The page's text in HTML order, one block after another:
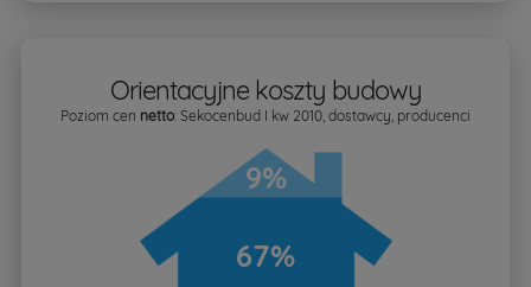
Orientacyjne koszty budowy
Poziom cen netto: Sekocenbud I kw 2010, dostawcy, producenci
9%
67%